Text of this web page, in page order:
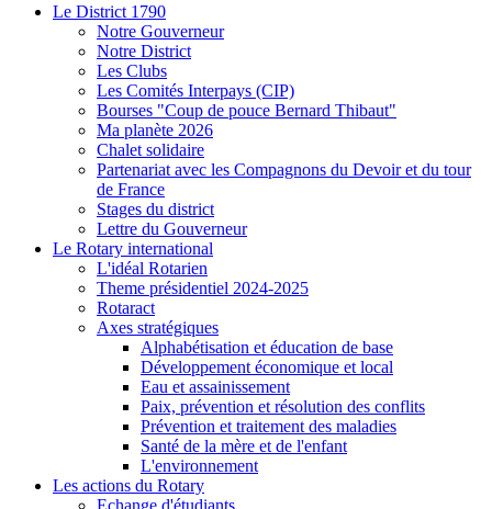
Le District 1790
Notre Gouverneur
Notre District
Les Clubs
Les Comités Interpays (CIP)
Bourses "Coup de pouce Bernard Thibaut"
Ma planète 2026
Chalet solidaire
Partenariat avec les Compagnons du Devoir et du tour
de France
Stages du district
Lettre du Gouverneur
Le Rotary international
L'idéal Rotarien
Theme présidentiel 2024-2025
Rotaract
Axes stratégiques
Alphabétisation et éducation de base
Développement économique et local
Eau et assainissement
Paix, prévention et résolution des conflits
Prévention et traitement des maladies
Santé de la mère et de l'enfant
L'environnement
Les actions du Rotary
Echange d'étudiants